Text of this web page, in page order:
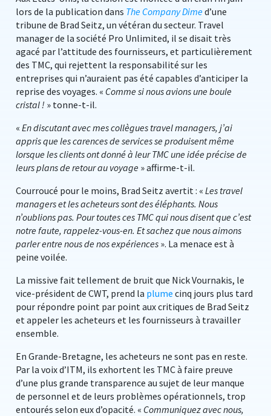
lors de la publication dans The Company Dimed’une
tribune de Brad Seitz, un vétéran du secteur. Travel
manager de la société Pro Unlimited, il se disait très
agacé par l’attitude des fournisseurs, et particulièrement
des TMC, qui rejettent la responsabilité sur les
entreprises qui n’auraient pas été capables d’anticiper la
reprise des voyages. « Comme si nous avions une boule
cristal ! » tonne-t-il.
« En discutant avec mes collègues travel managers, j’ai
appris que les carences de services se produisent même
lorsque les clients ont donné à leur TMC une idée précise de
leurs plans de retour au voyage » affirme-t-il.
Courroucé pour le moins, Brad Seitz avertit : « Les travel
managers et les acheteurs sont des éléphants. Nous
n’oublions pas. Pour toutes ces TMC qui nous disent que c’est
notre faute, rappelez-vous-en. Et sachez que nous aimons
parler entre nous de nos expériences ». La menace est à
peine voilée.
La missive fait tellement de bruit que Nick Vournakis, le
vice-président de CWT, prend la plume cinq jours plus tard
pour répondre point par point aux critiques de Brad Seitz
et appeler les acheteurs et les fournisseurs à travailler
ensemble.
En Grande-Bretagne, les acheteurs ne sont pas en reste.
Par la voix d’ITM, ils exhortent les TMC à faire preuve
d’une plus grande transparence au sujet de leur manque
de personnel et de leurs problèmes opérationnels, trop
entourés selon eux d’opacité. « Communiquez avec nous,